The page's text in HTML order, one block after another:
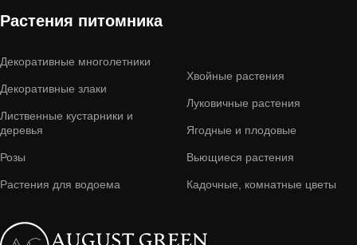
Растения питомника
Декоративные многолетники
Декоративные злаки
Лиственные кустарники и
деревья
Розы
Растения для водоема
Хвойные растения
Луковичные растения
Ягодные и плодовые
Вьющиеся растения
Кадочные, комнатные цветы